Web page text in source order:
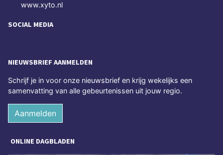
www.xyto.nl
SOCIAL MEDIA
NIEUWSBRIEF AANMELDEN
Schrijf je in voor onze nieuwsbrief en krijg wekelijks een
samenvatting van alle gebeurtenissen uit jouw regio.
Aanmelden
ONLINE DAGBLADEN